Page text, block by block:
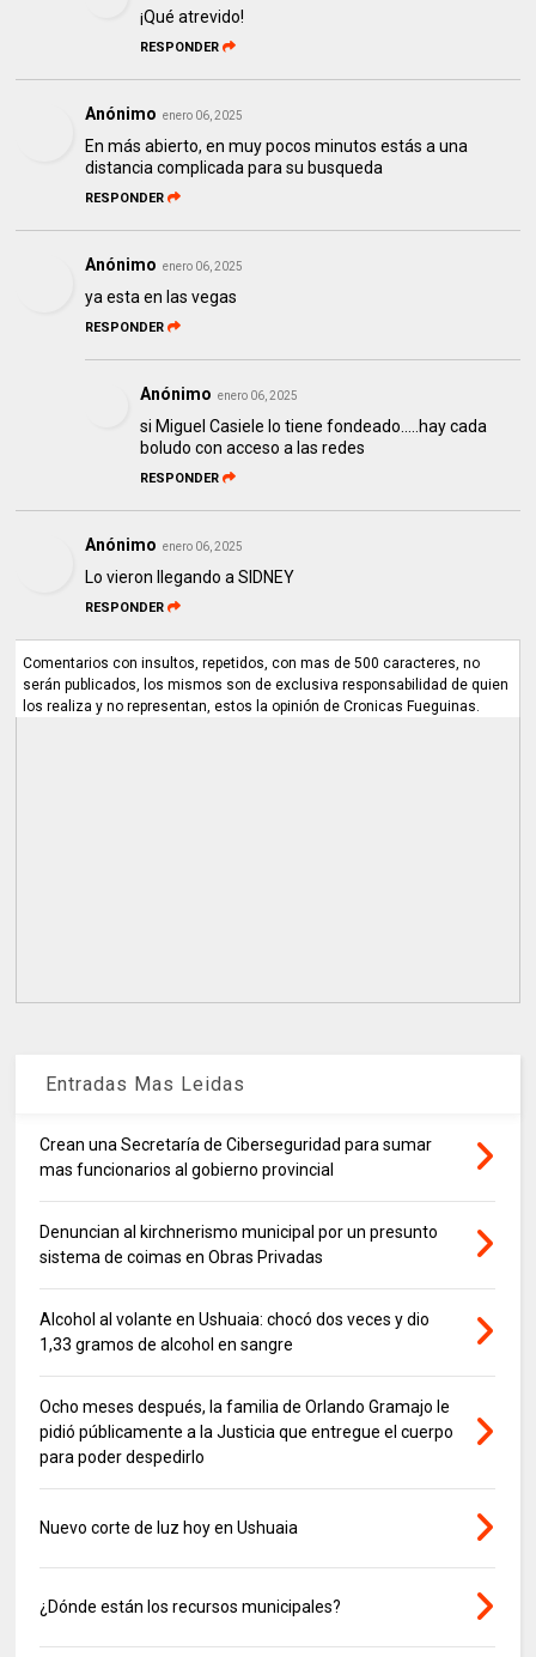
¡Qué atrevido!
RESPONDER
Anónimo enero 06, 2025
En más abierto, en muy pocos minutos estás a una
distancia complicada para su busqueda
RESPONDER
Anónimo enero 06, 2025
ya esta en las vegas
RESPONDER
Anónimo enero 06, 2025
si Miguel Casiele lo tiene fondeado.....hay cada
boludo con acceso a las redes
RESPONDER
Anónimo enero 06, 2025
Lo vieron llegando a SIDNEY
RESPONDER
Comentarios con insultos, repetidos, con mas de 500 caracteres, no
serán publicados, los mismos son de exclusiva responsabilidad de quien
los realiza y no representan, estos la opinión de Cronicas Fueguinas.
Entradas Mas Leidas
Crean una Secretaría de Ciberseguridad para sumar
mas funcionarios al gobierno provincial
Denuncian al kirchnerismo municipal por un presunto
sistema de coimas en Obras Privadas
Alcohol al volante en Ushuaia: chocó dos veces y dio
1,33 gramos de alcohol en sangre
Ocho meses después, la familia de Orlando Gramajo le
pidió públicamente a la Justicia que entregue el cuerpo
para poder despedirlo
Nuevo corte de luz hoy en Ushuaia
¿Dónde están los recursos municipales?